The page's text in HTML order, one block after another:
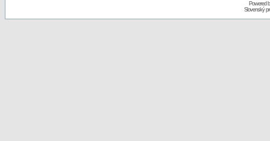
Powered
Slovenský